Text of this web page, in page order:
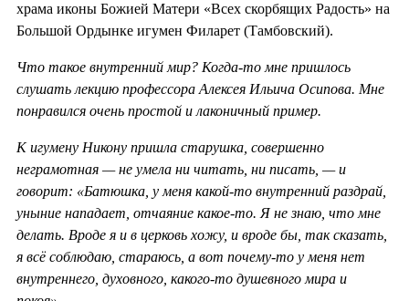
храма иконы Божией Матери «Всех скорбящих Радость» на
Большой Ордынке игумен Филарет (Тамбовский).
Что такое внутренний мир? Когда-то мне пришлось
слушать лекцию профессора Алексея Ильича Осипова. Мне
понравился очень простой и лаконичный пример.
К игумену Никону пришла старушка, совершенно
неграмотная — не умела ни читать, ни писать, — и
говорит: «Батюшка, у меня какой-то внутренний раздрай,
уныние нападает, отчаяние какое-то. Я не знаю, что мне
делать. Вроде я и в церковь хожу, и вроде бы, так сказать,
я всё соблюдаю, стараюсь, а вот почему-то у меня нет
внутреннего, духовного, какого-то душевного мира и